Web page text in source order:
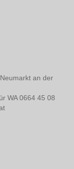
an der
WA 0664 45 08